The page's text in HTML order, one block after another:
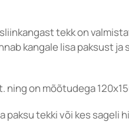
tekk on
kangale lisa paksust ja
ning on mõõtudega
paksu tekki või kes sageli